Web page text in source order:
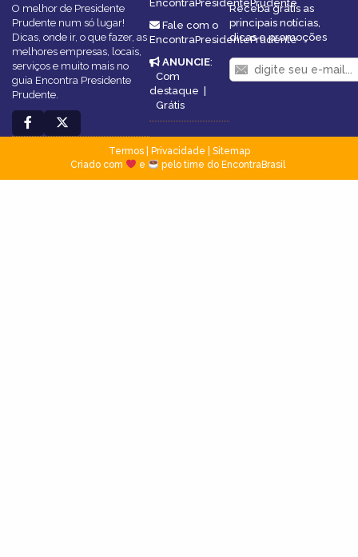
O melhor de Presidente
Prudente num só lugar!
Dicas, onde ir, o que fazer, as
melhores empresas, locais,
serviços e muito mais no
guia Encontra Presidente
Prudente.
EncontraPresidentePrudente
Fale com o
EncontraPresidentePrudente
ANUNCIE:
Com
destaque |
Grátis
Receba grátis as
principais notícias,
dicas e promoções
Termos| Privacidade
Sitemap
Criado com
e pelo time do EncontraBrasil